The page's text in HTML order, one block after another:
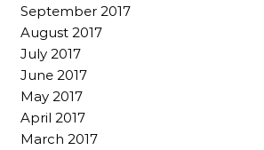
September 2017
August 2017
July 2017
June 2017
May 2017
April 2017
March 2017